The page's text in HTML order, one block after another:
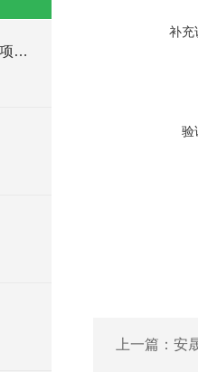
箱式气氛烧结炉的使用注意事项有哪些？
补充
验
上一篇： 安